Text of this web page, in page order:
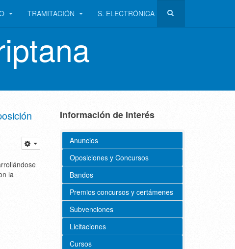
TRAMITACIÓN S. ELECTRÓNICA
la
Información de Interés
Anuncios
Oposiciones y Concursos
Bandos
Premios concursos y certámenes
Subvenciones
Licitaciones
Cursos